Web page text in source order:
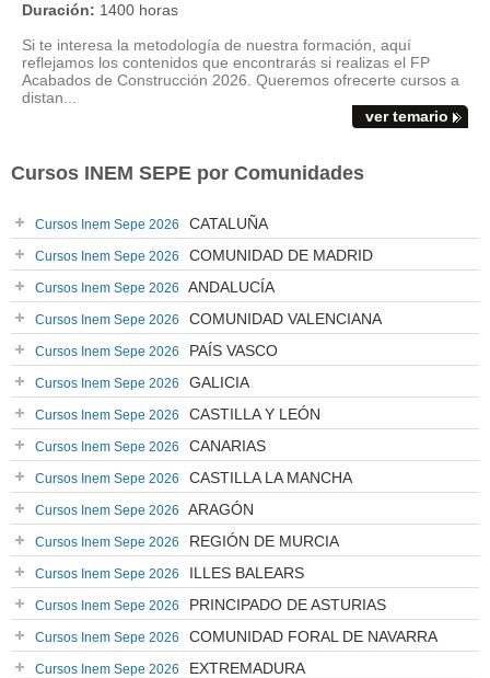
Duración: 1400 horas
Si te interesa la metodología de nuestra formación, aquí
reflejamos los contenidos que encontrarás si realizas el FP
Acabados de Construcción 2026. Queremos ofrecerte cursos a
distan...
ver temario
Cursos INEM SEPE por Comunidades
Cursos Inem Sepe 2026 CATALUÑA
Cursos Inem Sepe 2026 COMUNIDAD DE MADRID
Cursos Inem Sepe 2026 ANDALUCÍA
Cursos Inem Sepe 2026 COMUNIDAD VALENCIANA
Cursos Inem Sepe 2026 PAÍS VASCO
Cursos Inem Sepe 2026 GALICIA
Cursos Inem Sepe 2026 CASTILLA Y LEÓN
Cursos Inem Sepe 2026 CANARIAS
Cursos Inem Sepe 2026 CASTILLA LA MANCHA
Cursos Inem Sepe 2026 ARAGÓN
Cursos Inem Sepe 2026 REGIÓN DE MURCIA
Cursos Inem Sepe 2026 ILLES BALEARS
Cursos Inem Sepe 2026 PRINCIPADO DE ASTURIAS
Cursos Inem Sepe 2026 COMUNIDAD FORAL DE NAVARRA
Cursos Inem Sepe 2026 EXTREMADURA